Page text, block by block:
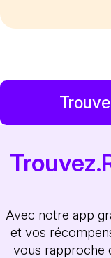
Avec notre app
et vos
vous rapproche